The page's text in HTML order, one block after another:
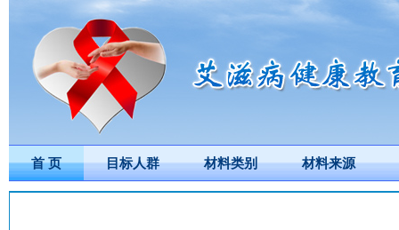
首 页 目标人群 材料类别 材料来源